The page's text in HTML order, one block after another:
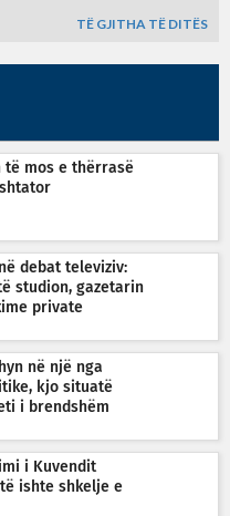
TË GJITHA TË DITËS
të mos e thërrasë
debat televiziv:
studion, gazetarin
private
në një nga
kjo situatë
i brendshëm
i Kuvendit
ishte shkelje e